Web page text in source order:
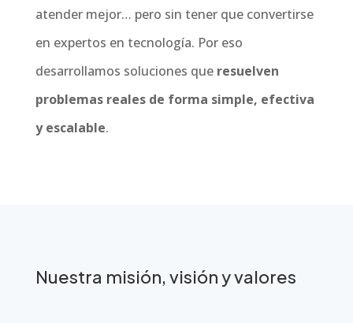
atender mejor… pero sin tener que convertirse
en expertos en tecnología. Por eso
desarrollamos soluciones que resuelven
problemas reales de forma simple, efectiva
y escalable.
Nuestra misión, visión y valores